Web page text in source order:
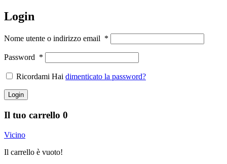
Login
Nome utente o indirizzo email *
Password *
Ricordami Hai dimenticato la password?
Login
Il tuo carrello 0
Vicino
Il carrello è vuoto!